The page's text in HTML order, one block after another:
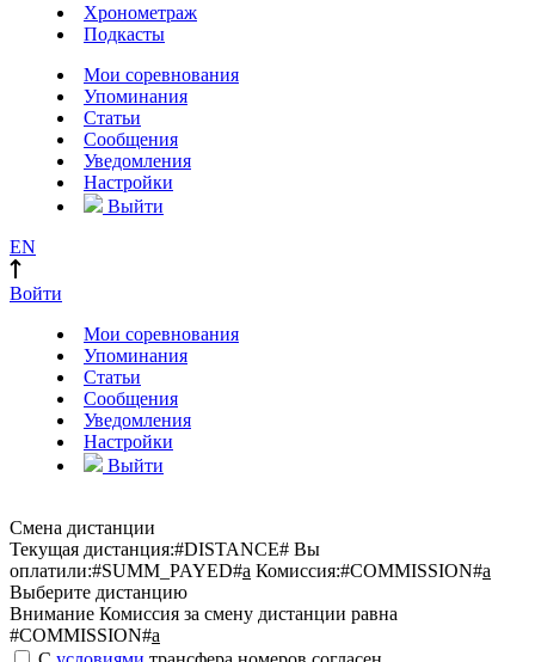
Хронометраж
Подкасты
Мои соревнования
Упоминания
Статьи
Сообщения
Уведомления
Настройки
Выйти
EN
Войти
Мои соревнования
Упоминания
Статьи
Сообщения
Уведомления
Настройки
Выйти
Смена дистанции
Текущая дистанция:#DISTANCE# Вы
оплатили:#SUMM_PAYED#a Комиссия:#COMMISSION#a
Выберите дистанцию
Внимание Комиссия за смену дистанции равна
#COMMISSION#a